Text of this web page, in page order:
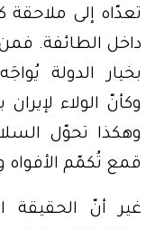
تعدّاه إلى
داخل الطائفة.
بخيار الدولة
وكأنّ الولاء
وهكذا تحوّل
قمع تُكمّم الأفواه
غير أنّ